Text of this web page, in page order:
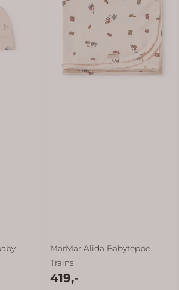
-
MarMar Alida Babyteppe -
Trains
419,-